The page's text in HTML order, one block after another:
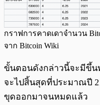
กราฟการคาดเดาจำนวน
จาก Bitcoin Wiki
ขั้นตอนดังกล่าวนี้จะมีขึ้น
จะไปสิ้นสุดที่ประมาณปี
ขุดออกมาจนหมดแล้ว